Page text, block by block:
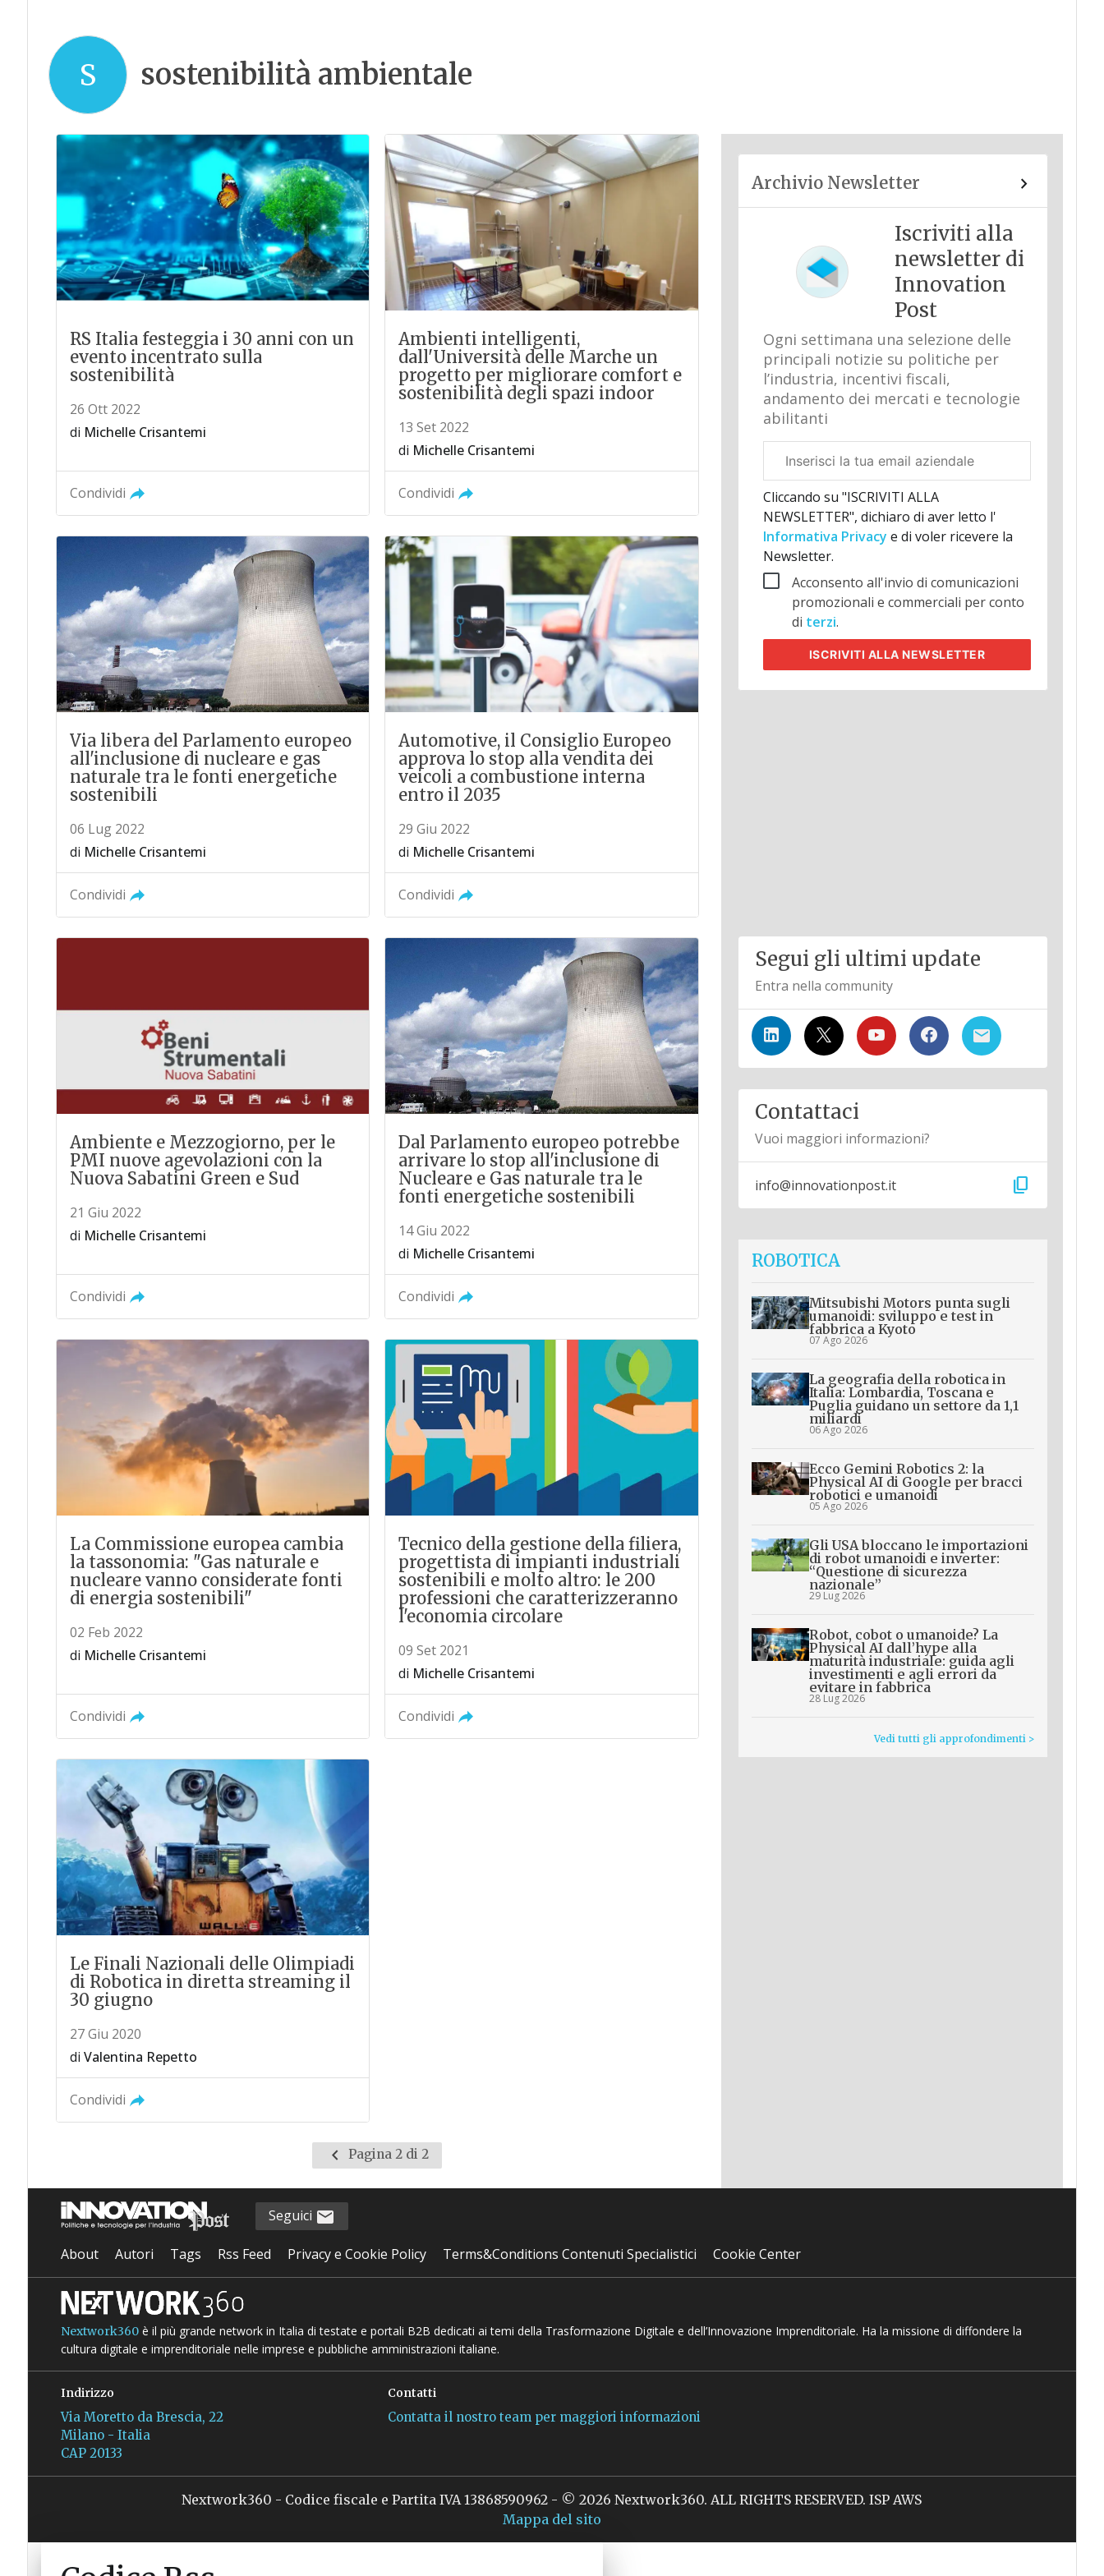
S sostenibilità ambientale
RS Italia festeggia i 30 anni con un
evento incentrato sulla
sostenibilità
26 Ott 2022
di Michelle Crisantemi
Condividi
Ambienti intelligenti,
dall'Università delle Marche un
progetto per migliorare comfort e
sostenibilità degli spazi indoor
13 Set 2022
di Michelle Crisantemi
Condividi
Via libera del Parlamento europeo
all'inclusione di nucleare e gas
naturale tra le fonti energetiche
sostenibili
06 Lug 2022
di Michelle Crisantemi
Condividi
Automotive, il Consiglio Europeo
approva lo stop alla vendita dei
veicoli a combustione interna
entro il 2035
29 Giu 2022
di Michelle Crisantemi
Condividi
Ambiente e Mezzogiorno, per le
PMI nuove agevolazioni con la
Nuova Sabatini Green e Sud
21 Giu 2022
di Michelle Crisantemi
Condividi
Dal Parlamento europeo potrebbe
arrivare lo stop all'inclusione di
Nucleare e Gas naturale tra le
fonti energetiche sostenibili
14 Giu 2022
di Michelle Crisantemi
Condividi
La Commissione europea cambia
la tassonomia: "Gas naturale e
nucleare vanno considerate fonti
di energia sostenibili"
02 Feb 2022
di Michelle Crisantemi
Condividi
Tecnico della gestione della filiera,
progettista di impianti industriali
sostenibili e molto altro: le 200
professioni che caratterizzeranno
l'economia circolare
09 Set 2021
di Michelle Crisantemi
Condividi
Le Finali Nazionali delle Olimpiadi
di Robotica in diretta streaming il
30 giugno
27 Giu 2020
di Valentina Repetto
Condividi
Pagina
precedente
Pagina 2 di 2
Archivio Newsletter
Iscriviti alla
newsletter di
Innovation
Post
Ogni settimana una selezione delle
principali notizie su politiche per
l’industria, incentivi fiscali,
andamento dei mercati e tecnologie
abilitanti
aziendale
Cliccando su "ISCRIVITI ALLA
NEWSLETTER", dichiaro di aver letto l'
Informativa Privacy e di voler ricevere la
Newsletter.
Acconsento all'invio di comunicazioni
promozionali e commerciali per conto
di terzi.
ISCRIVITI ALLA NEWSLETTER
Segui gli ultimi update
Entra nella community
Contattaci
Vuoi maggiori informazioni?
info@innovationpost.it content_copy
ROBOTICA
Mitsubishi Motors punta sugli
umanoidi: sviluppo e test in
fabbrica a Kyoto
07 Ago 2026
La geografia della robotica in
Italia: Lombardia, Toscana e
Puglia guidano un settore da 1,1
miliardi
06 Ago 2026
Ecco Gemini Robotics 2: la
Physical AI di Google per bracci
robotici e umanoidi
05 Ago 2026
Gli USA bloccano le importazioni
di robot umanoidi e inverter:
“Questione di sicurezza
nazionale”
29 Lug 2026
Robot, cobot o umanoide? La
Physical AI dall’hype alla
maturità industriale: guida agli
investimenti e agli errori da
evitare in fabbrica
28 Lug 2026
Vedi tutti gli approfondimenti >
Seguici
About Autori Tags Rss Feed Privacy e Cookie Policy Terms&Conditions Contenuti Specialistici Cookie Center
Nextwork360è il più grande network in Italia di testate e portali B2B dedicati ai temi della Trasformazione Digitale e dell’Innovazione Imprenditoriale. Ha la missione di diffondere la
cultura digitale e imprenditoriale nelle imprese e pubbliche amministrazioni italiane.
Indirizzo
Via Moretto da Brescia, 22
Milano - Italia
CAP 20133
Contatti
Contatta il nostro team per maggiori informazioni
Nextwork360 - Codice fiscale e Partita IVA 13868590962 - © 2026 Nextwork360. ALL RIGHTS RESERVED. ISP AWS
Mappa del sito